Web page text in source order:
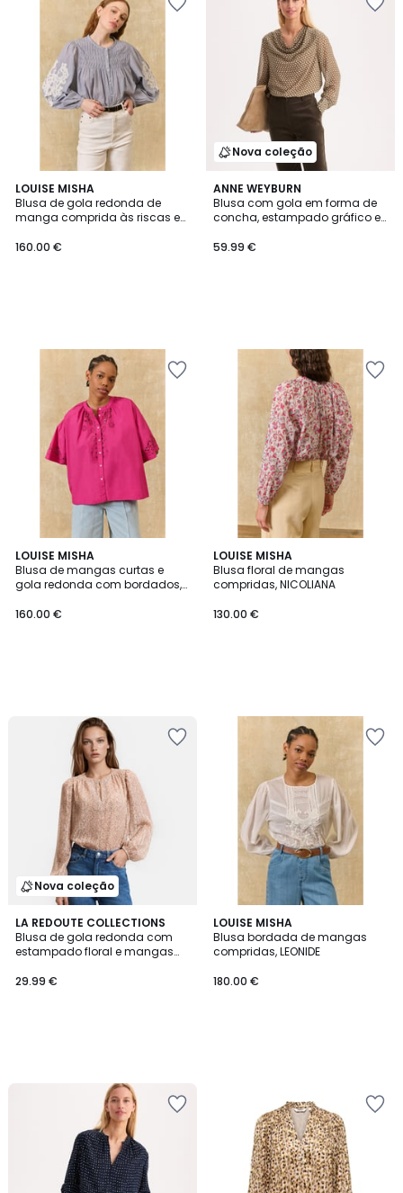
LOUISE MISHA
Blusa de gola redonda de
manga comprida às riscas e
160.00 €
Nova coleção
ANNE WEYBURN
Blusa com gola em forma de
concha, estampado gráfico e
59.99 €
LOUISE MISHA
Blusa de mangas curtas e
gola redonda com bordados,
160.00 €
LOUISE MISHA
Blusa floral de mangas
compridas, NICOLIANA
130.00 €
Nova coleção
LA REDOUTE COLLECTIONS
Blusa de gola redonda com
estampado floral e mangas
29.99 €
LOUISE MISHA
Blusa bordada de mangas
compridas, LEONIDE
180.00 €